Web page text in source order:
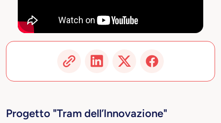
Progetto "Tram dell’Innovazione"